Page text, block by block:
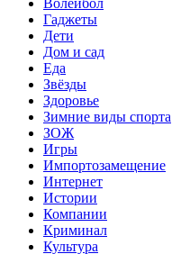
Гаджеты
Дети
Дом и сад
Еда
Звёзды
Здоровье
Зимние виды спорта
ЗОЖ
Игры
Импортозамещение
Интернет
Истории
Компании
Криминал
Культура